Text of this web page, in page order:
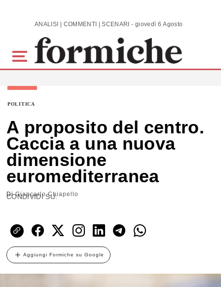
Skip to main content ANALISI | COMMENTI | SCENARI - giovedì 6 Agosto 2026
POLITICA
A proposito del centro.
Caccia a una nuova
dimensione
euromediterranea
DiGiancarlo Chiapello
CONDIVIDI SU:
Aggiungi Formiche su Google